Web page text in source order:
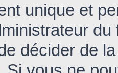
unique et
décider de